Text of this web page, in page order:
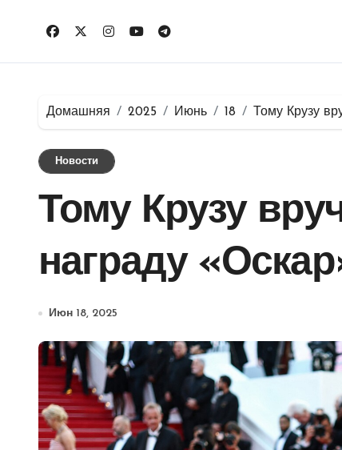
Домашняя 2025 Июнь 18 Тому Крузу
Новости
Тому Крузу
награду
Июн 18, 2025